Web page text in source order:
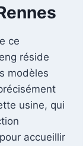
ce
réside
modèles
usine, qui
accueillir